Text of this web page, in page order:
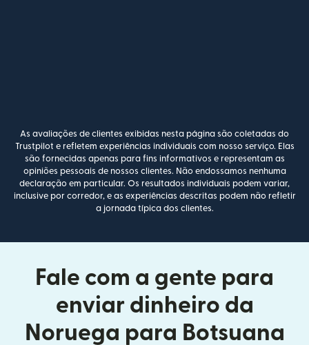
As avaliações de clientes exibidas nesta página são coletadas do
Trustpilot e refletem experiências individuais com nosso serviço. Elas
são fornecidas apenas para fins informativos e representam as
opiniões pessoais de nossos clientes. Não endossamos nenhuma
declaração em particular. Os resultados individuais podem variar,
inclusive por corredor, e as experiências descritas podem não refletir
a jornada típica dos clientes.
Fale com a gente para
enviar dinheiro da
Noruega para Botsuana